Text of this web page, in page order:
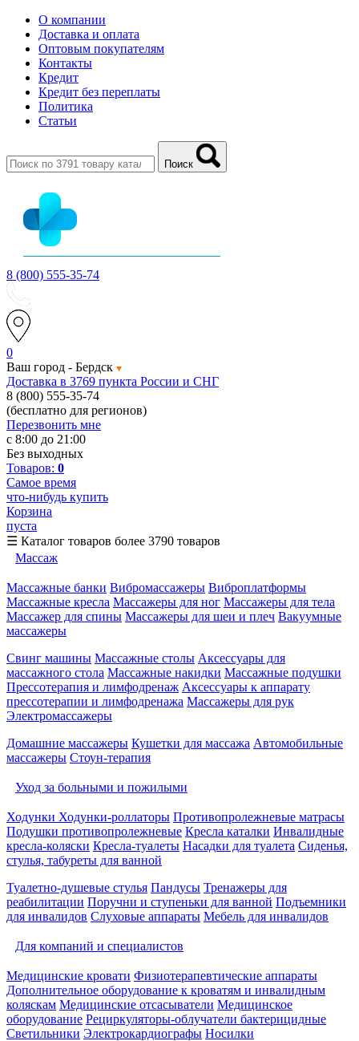
О компании
Доставка и оплата
Оптовым покупателям
Контакты
Кредит
Кредит без переплаты
Политика
Статьи
Поиск
8 (800) 555-35-74
0
Ваш город - Бердск
Доставка в 3769 пункта России и СНГ
8 (800) 555-35-74
(бесплатно для регионов)
Перезвонить мне
с 8:00 до 21:00
Без выходных
Товаров: 0
Самое время
что-нибудь купить
Корзина
пуста
☰ Каталог товаров более 3790 товаров
Массаж
Массажные банки Вибромассажеры Виброплатформы
Массажные кресла Массажеры для ног Массажеры для тела
Массажер для спины Массажеры для шеи и плеч Вакуумные
массажеры
Свинг машины Массажные столы Аксессуары для
массажного стола Массажные накидки Массажные подушки
Прессотерапия и лимфодренаж Аксессуары к аппарату
прессотерапии и лимфодренажа Массажеры для рук
Электромассажеры
Домашние массажеры Кушетки для массажа Автомобильные
массажеры Стоун-терапия
Уход за больными и пожилыми
Ходунки Ходунки-роллаторы Противопролежневые матрасы
Подушки противопролежневые Кресла каталки Инвалидные
кресла-коляски Кресла-туалеты Насадки для туалета Сиденья,
стулья, табуреты для ванной
Туалетно-душевые стулья Пандусы Тренажеры для
реабилитации Поручни и ступеньки для ванной Подъемники
для инвалидов Слуховые аппараты Мебель для инвалидов
Для компаний и специалистов
Медицинские кровати Физиотерапевтические аппараты
Дополнительное оборудование к кроватям и инвалидным
коляскам Медицинские отсасыватели Медицинское
оборудование Рециркуляторы-облучатели бактерицидные
Светильники Электрокардиографы Носилки